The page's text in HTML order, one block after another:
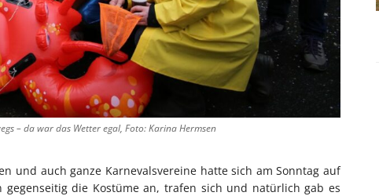
– da war das Wetter egal, Foto: Karina Hermsen
und auch ganze Karnevalsvereine hatte sich am Sonntag auf
die Kostüme an, trafen sich und natürlich gab es